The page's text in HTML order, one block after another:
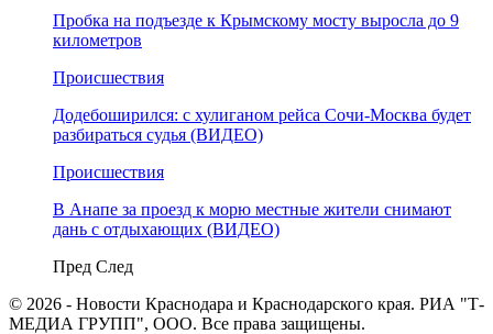
Пробка на подъезде к Крымскому мосту выросла до 9
километров
Происшествия
Додебоширился: с хулиганом рейса Сочи-Москва будет
разбираться судья (ВИДЕО)
Происшествия
В Анапе за проезд к морю местные жители снимают
дань с отдыхающих (ВИДЕО)
Пред След
© 2026 - Новости Краснодара и Краснодарского края. РИА "Т-
МЕДИА ГРУПП", ООО. Все права защищены.